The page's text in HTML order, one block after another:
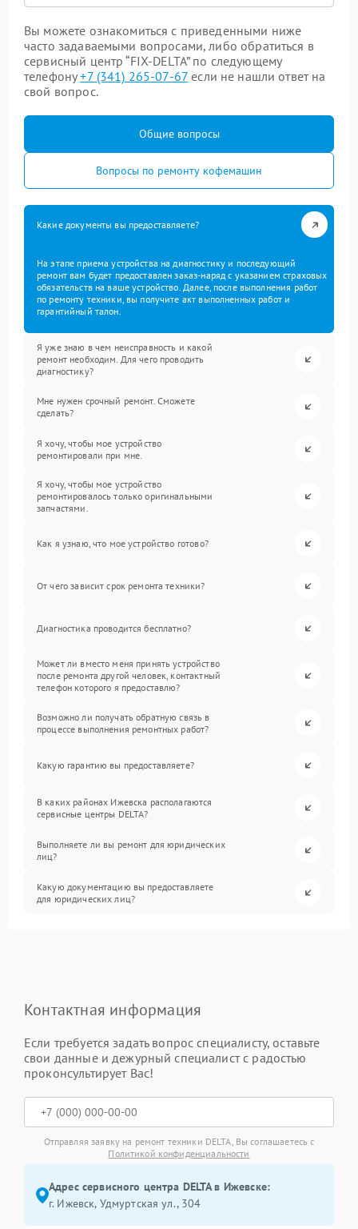
Вы можете ознакомиться с приведенными ниже
часто задаваемыми вопросами, либо обратиться в
сервисный центр “FIX-DELTA” по следующему
телефону+7 (341) 265-07-67 если не нашли ответ на
свой вопрос.
Общие вопросы
Вопросы по ремонту кофемашин
Какие документы вы предоставляете?
На этапе приема устройства на диагностику и последующий
ремонт вам будет предоставлен заказ-наряд с указанием страховых
обязательств на ваше устройство. Далее, после выполнения работ
по ремонту техники, вы получите акт выполненных работ и
гарантийный талон.
Я уже знаю в чем неисправность и какой
ремонт необходим. Для чего проводить
диагностику?
Мне нужен срочный ремонт. Сможете
сделать?
Я хочу, чтобы мое устройство
ремонтировали при мне.
Я хочу, чтобы мое устройство
ремонтировалось только оригинальными
запчастями.
Как я узнаю, что мое устройство готово?
От чего зависит срок ремонта техники?
Диагностика проводится бесплатно?
Может ли вместо меня принять устройство
после ремонта другой человек, контактный
телефон которого я предоставлю?
Возможно ли получать обратную связь в
процессе выполнения ремонтных работ?
Какую гарантию вы предоставляете?
В каких районах Ижевска располагаются
сервисные центры DELTA?
Выполняете ли вы ремонт для юридических
лиц?
Какую документацию вы предоставляете
для юридических лиц?
Контактная информация
Если требуется задать вопрос специалисту, оставьте
свои данные и дежурный специалист с радостью
проконсультирует Вас!
Отправляя заявку на ремонт техники DELTA, Вы соглашаетесь с
Политикой конфиденциальности
Адрес сервисного центра DELTA в Ижевске:
г. Ижевск, Удмуртская ул., 304